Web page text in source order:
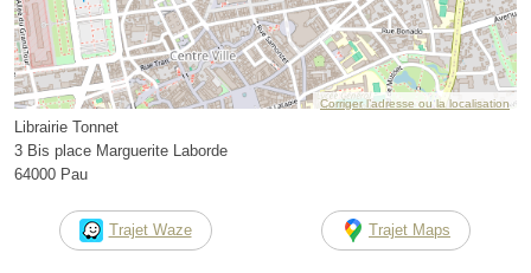
Corriger l’adresse ou la localisation
Librairie Tonnet
3 Bis place Marguerite Laborde
64000 Pau
Trajet Waze Trajet Maps